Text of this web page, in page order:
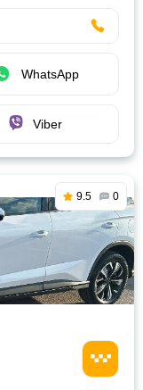
WhatsApp
Viber
9.5 0